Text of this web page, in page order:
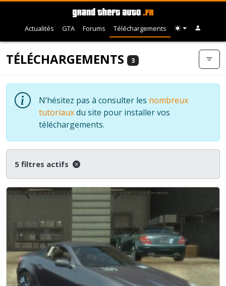
Actualités GTA Forums Téléchargements
TÉLÉCHARGEMENTS 3
N’hésitez pas à consulter les nombreux
tutoriauxdu site pour installer vos
téléchargements.
5 filtres actifs